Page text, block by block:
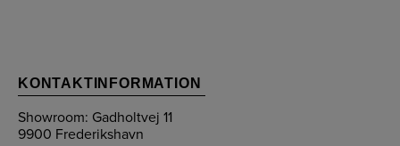
KONTAKTINFORMATION
Showroom: Gadholtvej 11
9900 Frederikshavn